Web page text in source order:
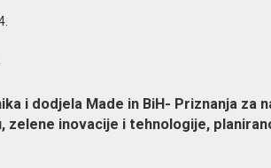
i dodjela Made in BiH- Priznanja za
zelene inovacije i tehnologije,